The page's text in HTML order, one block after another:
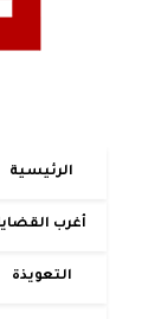
الرئيسية
أغرب
التعويذة